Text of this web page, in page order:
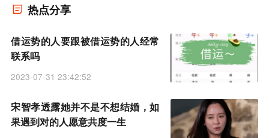
热点分享
借运势的人要跟被借运势的人经常
联系吗
2023-07-31 23:42:52
宋智孝透露她并不是不想结婚，如
果遇到对的人愿意共度一生